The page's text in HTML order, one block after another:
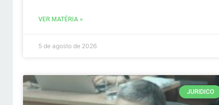
VER MATÉRIA »
5 de agosto de 2026
JURIDICO